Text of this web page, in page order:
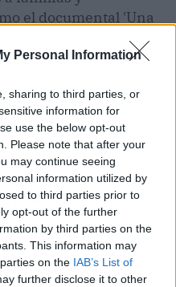
Personal Information
sharing to third parties, or
information for
use the below opt-out
Please note that after your
may continue seeing
information utilized by
to third parties prior to
opt-out of the further
by third parties on the
This information may
on the IAB’s List of
further disclose it to other
el documental 'Una
Menores y Alcohol',
digitales, la
educación y
Artículo siguiente
La Fundación Jiménez
Díaz impulsa la
innovación tecnológica
aplicada a la
rehabilitación
neurológica